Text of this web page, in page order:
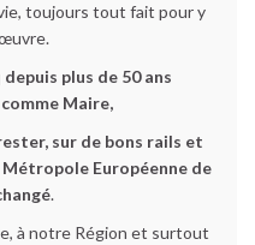
toujours tout fait pour y
plus de 50 ans
Maire,
sur de bons rails et
Européenne de
.
à notre Région et surtout